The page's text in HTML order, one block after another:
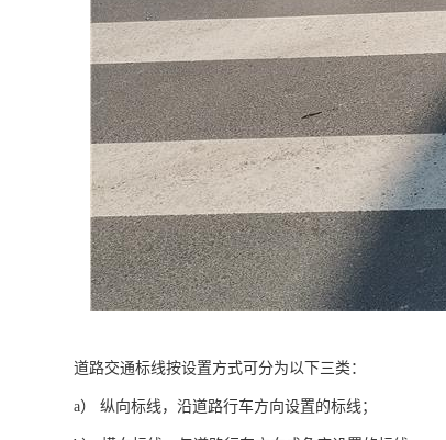
道路交通标线按设置方式可分为以下三类：
a） 纵向标线，沿道路行车方向设置的标线；